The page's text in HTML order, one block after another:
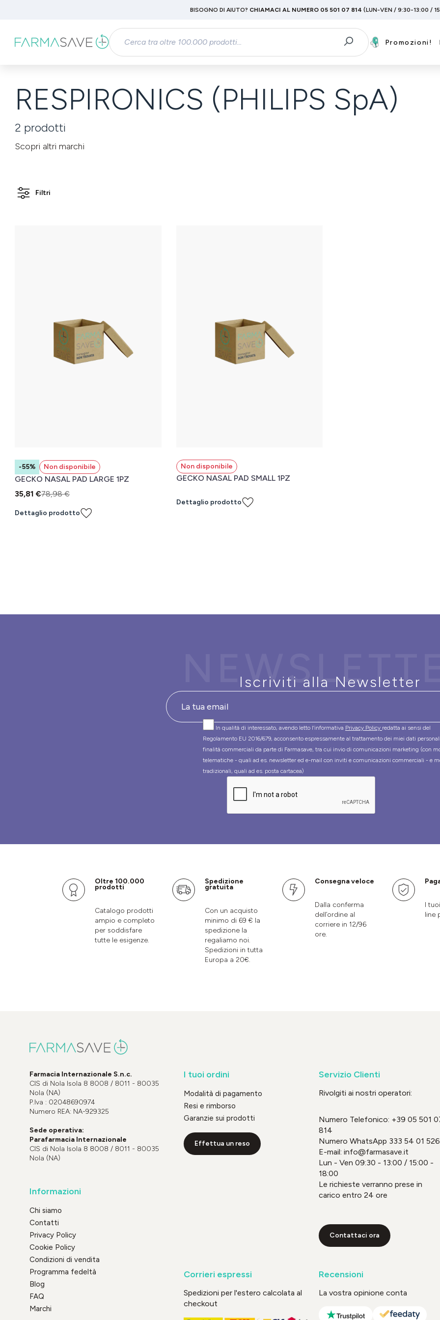
Passa alla navigazione principale
BISOGNO DI AIUTO? CHIAMACI AL NUMERO 05 501 07 814 (LUN-VEN / 9:30-13:00 /
Promozioni!
RESPIRONICS (PHILIPS SpA)
2 prodotti
Scopri altri marchi
Filtri
-55% Non disponibile
GECKO NASAL PAD LARGE 1PZ
35,81 €78,98 €
Dettaglio prodotto
Non disponibile
GECKO NASAL PAD SMALL 1PZ
Dettaglio prodotto
Iscriviti alla Newsletter
In qualità di interessato, avendo letto l’informativa Privacy Policy redatta ai sensi del
Regolamento EU 2016/679, acconsento espressamente al trattamento dei miei dati
finalità commerciali da parte di Farmasave, tra cui invio di comunicazioni marketing (con
telematiche - quali ad es. newsletter ed e-mail con inviti e comunicazioni commerciali - e
tradizionali, quali ad es. posta cartacea)
Oltre 100.000
prodotti
Catalogo prodotti
ampio e completo
per soddisfare
tutte le esigenze.
Spedizione
gratuita
Con un acquisto
minimo di 69 € la
spedizione la
regaliamo noi.
Spedizioni in tutta
Europa a 20€.
Consegna veloce
Dalla conferma
dell’ordine al
corriere in 12/96
ore.
I
line
Farmacia Internazionale S.n.c.
CIS di Nola Isola 8 8008 / 8011 - 80035
Nola (NA)
P.Iva : 02048690974
Numero REA: NA-929325
Sede operativa:
Parafarmacia Internazionale
CIS di Nola Isola 8 8008 / 8011 - 80035
Nola (NA)
Informazioni
Chi siamo
Contatti
Privacy Policy
Cookie Policy
Condizioni di vendita
Programma fedeltà
Blog
FAQ
Marchi
I tuoi ordini
Modalità di pagamento
Resi e rimborso
Garanzie sui prodotti
Effettua un reso
Servizio Clienti
Rivolgiti ai nostri operatori:
Numero Telefonico: +39 05 501
814
Numero WhatsApp 333 54 01 526
E-mail: info@farmasave.it
Lun - Ven 09:30 - 13:00 / 15:00 -
18:00
Le richieste verranno prese in
carico entro 24 ore
Contattaci ora
Corrieri espressi
Spedizioni per l'estero calcolata al
checkout
Recensioni
La vostra opinione conta